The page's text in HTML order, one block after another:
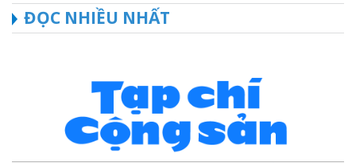
ĐỌC NHIỀU NHẤT